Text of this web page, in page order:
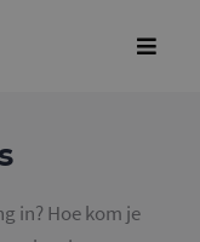
in? Hoe kom je